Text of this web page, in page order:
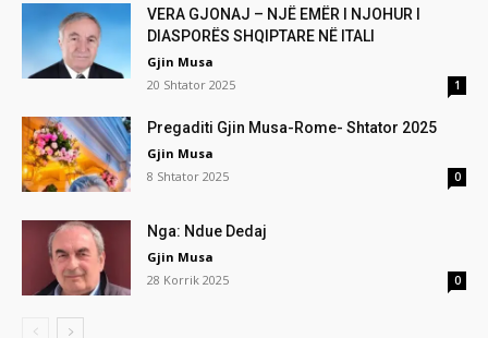
VERA GJONAJ – NJË EMËR I NJOHUR I
DIASPORËS SHQIPTARE NË ITALI
Gjin Musa
20 Shtator 2025
1
Pregaditi Gjin Musa-Rome- Shtator 2025
Gjin Musa
8 Shtator 2025
0
Nga: Ndue Dedaj
Gjin Musa
28 Korrik 2025
0